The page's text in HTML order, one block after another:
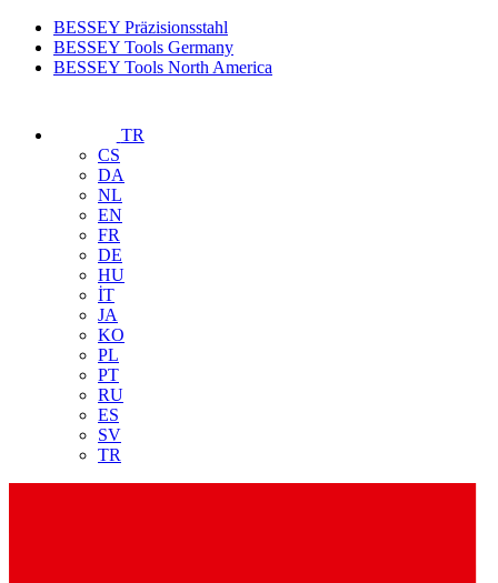
BESSEY Präzisionsstahl
BESSEY Tools Germany
BESSEY Tools North America
TR
CS
DA
NL
EN
FR
DE
HU
İT
JA
KO
PL
PT
RU
ES
SV
TR